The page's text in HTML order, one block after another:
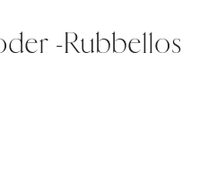
-Rubbellos